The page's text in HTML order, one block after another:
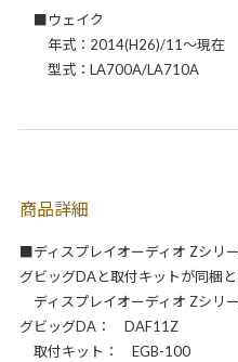
■ウェイク
年式：2014(H26)/11～現在
型式：LA700A/LA710A
商品詳細
■ディスプレイオーディオ Zシリ
グビッグDAと取付キットが同梱
ディスプレイオーディオ Zシリ
グビッグDA： DAF11Z
取付キット： EGB-100